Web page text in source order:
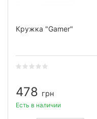
Кружка "Gamer"
478 грн
Есть в наличии